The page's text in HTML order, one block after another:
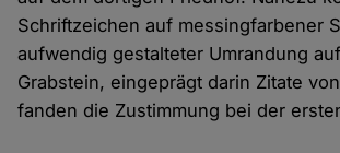
Schriftzeichen auf messingfarbener
aufwendig gestalteter Umrandung
Grabstein, eingeprägt darin Zitate
fanden die Zustimmung bei der